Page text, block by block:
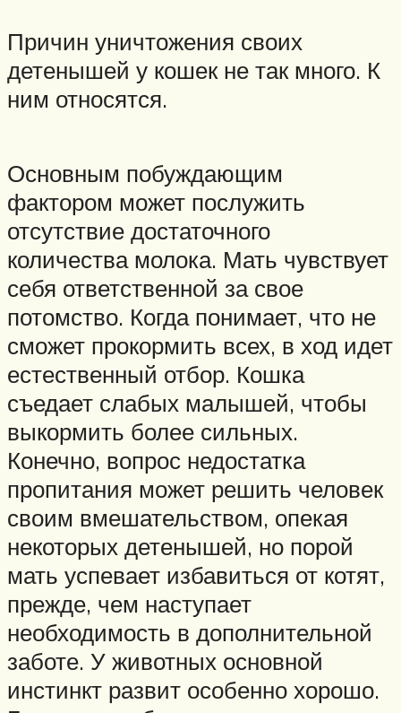
Причин уничтожения своих
детенышей у кошек не так много. К
ним относятся.
Основным побуждающим
фактором может послужить
отсутствие достаточного
количества молока. Мать чувствует
себя ответственной за свое
потомство. Когда понимает, что не
сможет прокормить всех, в ход идет
естественный отбор. Кошка
съедает слабых малышей, чтобы
выкормить более сильных.
Конечно, вопрос недостатка
пропитания может решить человек
своим вмешательством, опекая
некоторых детенышей, но порой
мать успевает избавиться от котят,
прежде, чем наступает
необходимость в дополнительной
заботе. У животных основной
инстинкт развит особенно хорошо.